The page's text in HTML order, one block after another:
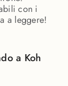
con i
a leggere!
a Koh